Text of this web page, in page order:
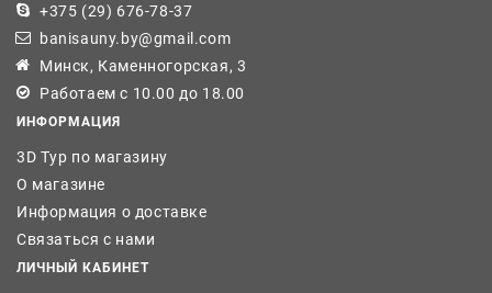
+375 (29) 676-78-37
banisauny.by@gmail.com
Минск, Каменногорская, 3
Работаем с 10.00 до 18.00
ИНФОРМАЦИЯ
3D Тур по магазину
О магазине
Информация о доставке
Связаться с нами
ЛИЧНЫЙ КАБИНЕТ